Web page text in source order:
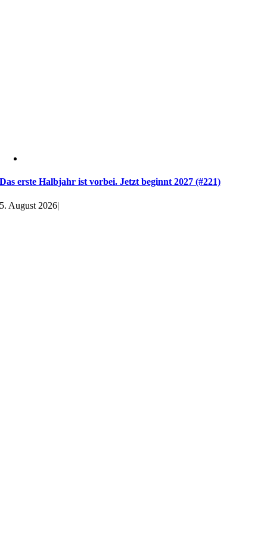
Das erste Halbjahr ist vorbei. Jetzt beginnt 2027 (#221)
5. August 2026|